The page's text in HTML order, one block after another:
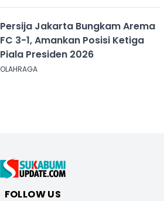
Persija Jakarta Bungkam Arema
FC 3-1, Amankan Posisi Ketiga
Piala Presiden 2026
OLAHRAGA
FOLLOW US